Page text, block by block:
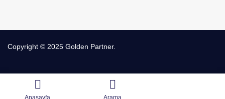
Copyright © 2025 Golden Partner.
Anasayfa Arama